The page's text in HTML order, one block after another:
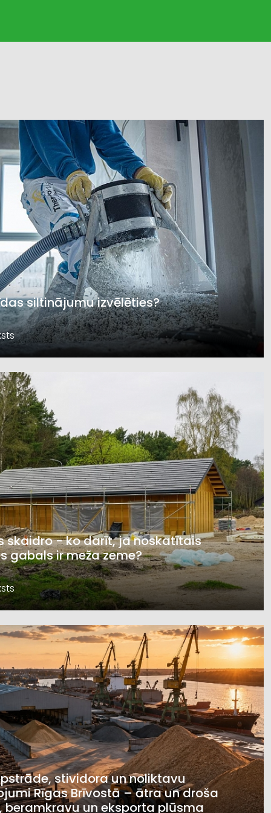
siltinājumu izvēlēties?
skaidro - ko darīt, ja noskatītais
gabals ir meža zeme?
stividora un noliktavu
Rīgas Brīvostā – ātra un droša
beramkravu un eksporta plūsma